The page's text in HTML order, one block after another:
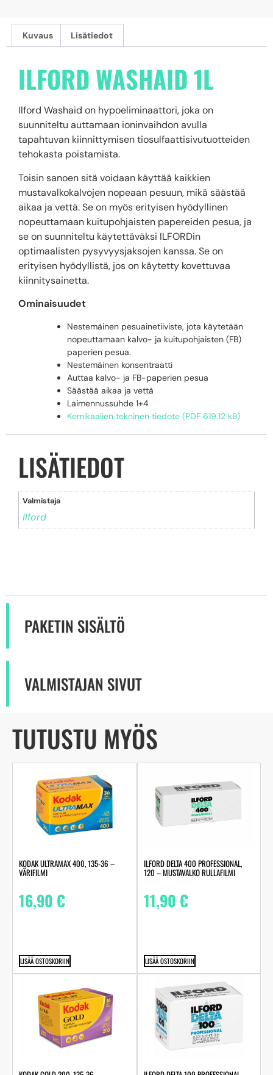
Kuvaus Lisätiedot
ILFORD WASHAID 1L
Ilford Washaid on hypoeliminaattori, joka on
suunniteltu auttamaan ioninvaihdon avulla
tapahtuvan kiinnittymisen tiosulfaattisivutuotteiden
tehokasta poistamista.
Toisin sanoen sitä voidaan käyttää kaikkien
mustavalkokalvojen nopeaan pesuun, mikä säästää
aikaa ja vettä. Se on myös erityisen hyödyllinen
nopeuttamaan kuitupohjaisten papereiden pesua, ja
se on suunniteltu käytettäväksi ILFORDin
optimaalisten pysyvyysjaksojen kanssa. Se on
erityisen hyödyllistä, jos on käytetty kovettuvaa
kiinnitysainetta.
Ominaisuudet
Nestemäinen pesuainetiiviste, jota käytetään
nopeuttamaan kalvo- ja kuitupohjaisten (FB)
paperien pesua.
Nestemäinen konsentraatti
Auttaa kalvo- ja FB-paperien pesua
Säästää aikaa ja vettä
Laimennussuhde 1+4
Kemikaalien tekninen tiedote (PDF 619.12 kB)
LISÄTIEDOT
Valmistaja
Ilford
PAKETIN SISÄLTÖ
VALMISTAJAN SIVUT
TUTUSTU MYÖS
KODAK ULTRAMAX 400, 135-36 –
VÄRIFILMI
16,90€
LISÄÄ OSTOSKORIIN
ILFORD DELTA 400 PROFESSIONAL,
120 – MUSTAVALKO RULLAFILMI
11,90€
LISÄÄ OSTOSKORIIN